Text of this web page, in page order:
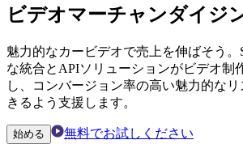
ビデオマーチャンダイジ
魅力的なカービデオで売上を伸ばそう。
な統合とAPIソリューションがビデオ制
し、コンバージョン率の高い魅力的な
きるよう支援します。
始める 無料でお試しください